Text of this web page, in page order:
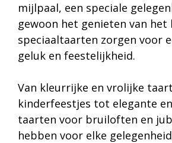
mijlpaal, een speciale
gewoon het genieten van het
speciaaltaarten zorgen voor
geluk en feestelijkheid.
Van kleurrijke en vrolijke
kinderfeestjes tot elegante
taarten voor bruiloften en
hebben voor elke